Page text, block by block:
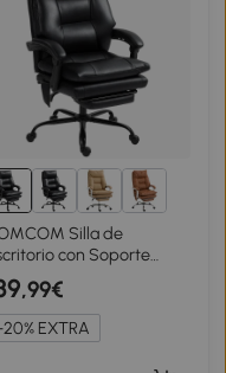
Silla de
con Soporte
Inflable Tapizada
PU Reposapiés
Reclinable Altura
Negro
,99€
EXTRA